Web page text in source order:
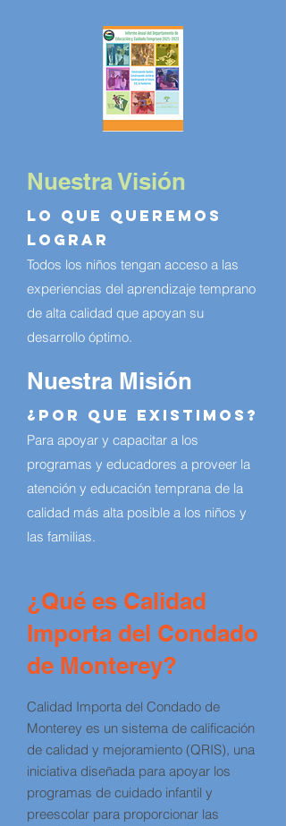
Nuestra Visión
Lo que queremos
lograr
Todos los niños tengan acceso a las
experiencias del aprendizaje temprano
de alta calidad que apoyan su
desarrollo óptimo.
Nuestra Misión
¿Por que Existimos?
Para apoyar y capacitar a los
programas y educadores a proveer la
atención y educación temprana de la
calidad más alta posible a los niños y
las familias.
¿Qué es Calidad
Importa del Condado
de Monterey?
Calidad Importa del Condado de
Monterey es un sistema de calificación
de calidad y mejoramiento (QRIS), una
iniciativa diseñada para apoyar los
programas de cuidado infantil y
preescolar para proporcionar las